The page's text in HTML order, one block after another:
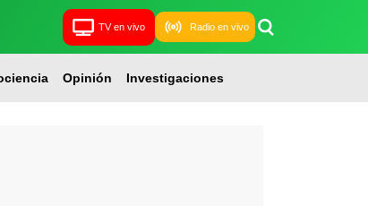
TV en vivo Radio en vivo
Opinión Investigaciones